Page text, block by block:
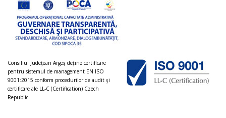
Consiliul Judeţean Argeș deţine certificare
pentru sistemul de management EN ISO
9001:2015 conform procedurilor de audit şi
certificare ale LL-C (Certification) Czech
Republic